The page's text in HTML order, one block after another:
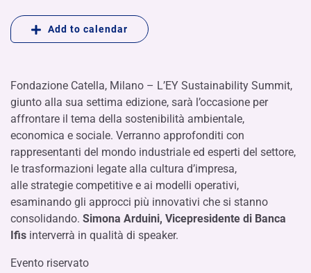
Add to calendar
Fondazione Catella, Milano – L’EY Sustainability Summit,
giunto alla sua settima edizione, sarà l’occasione per
affrontare il tema della sostenibilità ambientale,
economica e sociale. Verranno approfonditi con
rappresentanti del mondo industriale ed esperti del settore,
le trasformazioni legate alla cultura d’impresa,
alle strategie competitive e ai modelli operativi,
esaminando gli approcci più innovativi che si stanno
consolidando. Simona Arduini, Vicepresidente di Banca
Ifis interverrà in qualità di speaker.
Evento riservato